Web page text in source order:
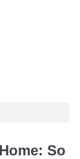
So